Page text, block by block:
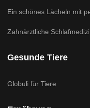
Ein schönes Lächeln mit
Zahnärztliche
Gesunde Tiere
Globuli für Tiere